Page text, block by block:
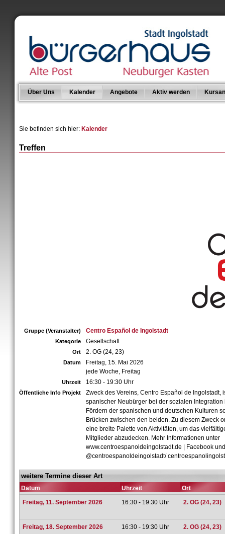
Über Uns Kalender Angebote Aktiv werden
Sie befinden sich hier: Kalender
Treffen
Gruppe (Veranstalter) Centro Español de Ingolstadt
Kategorie Gesellschaft
Ort 2. OG (24, 23)
Datum
Freitag, 15. Mai 2026
jede Woche, Freitag
Uhrzeit 16:30 - 19:30 Uhr
Öffentliche Info Projekt
Zweck des Vereins, Centro Español de Ingolstadt,
spanischer Neubürger bei der sozialen Integration
Fördern der spanischen und deutschen Kulturen
Brücken zwischen den beiden. Zu diesem Zweck
eine breite Palette von Aktivitäten, um das
Mitglieder abzudecken. Mehr Informationen unter
www.centroespanoldeingolstadt.de | Facebook
@centroespanoldeingolstadt/
weitere Termine dieser Art
Datum Uhrzeit
Ort
Freitag, 11. September 2026
16:30 - 19:30 Uhr 2. OG (24, 23)
Freitag, 18. September 2026 16:30 - 19:30 Uhr 2. OG (24, 23)